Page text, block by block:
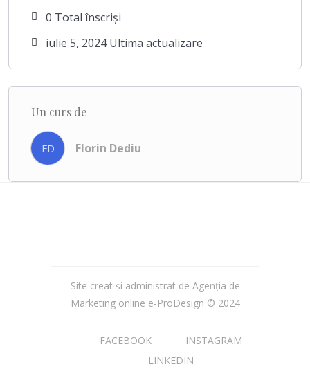
0 Total înscriși
iulie 5, 2024 Ultima actualizare
Un curs de
FD Florin Dediu
Site creat și administrat de Agenția de
Marketing online e-ProDesign © 2024
FACEBOOK
INSTAGRAM
LINKEDIN